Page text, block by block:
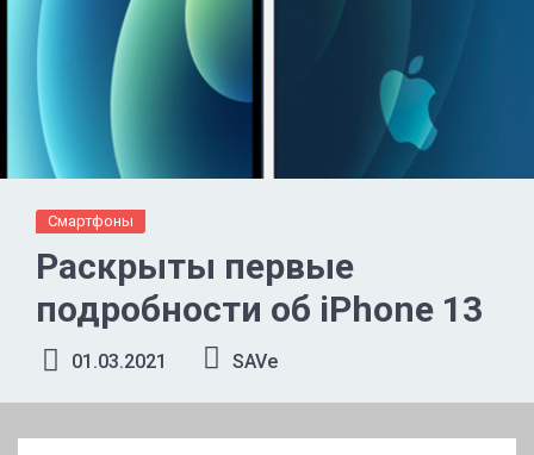
Смартфоны
Раскрыты первые
подробности об iPhone 13
01.03.2021 SAVe